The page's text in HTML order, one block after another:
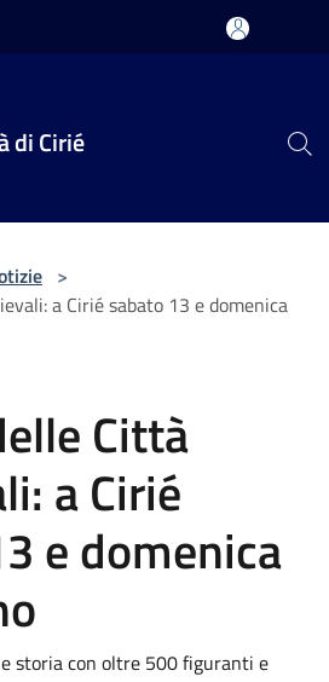
di Cirié
>
a Cirié sabato 13 e domenica
Città
a Cirié
e domenica
storia con oltre 500 figuranti e